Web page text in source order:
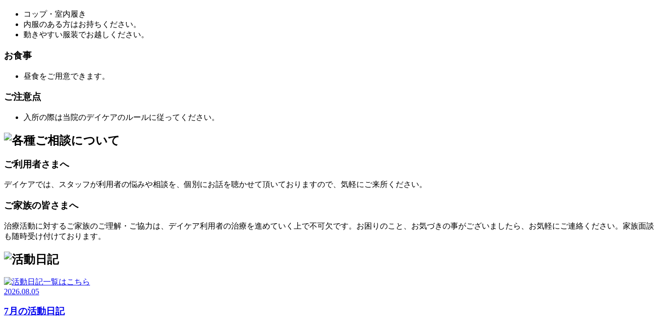
コップ・室内履き
内服のある方はお持ちください。
動きやすい服装でお越しください。
お食事
昼食をご用意できます。
ご注意点
入所の際は当院のデイケアのルールに従ってください。
ご利用者さまへ
デイケアでは、スタッフが利用者の悩みや相談を、個別にお話を聴かせて頂いておりますので、気軽にご来所ください。
ご家族の皆さまへ
治療活動に対するご家族のご理解・ご協力は、デイケア利用者の治療を進めていく上で不可欠です。お困りのこと、お気づきの事がございましたら、お気軽にご連絡ください。家族面談
も随時受け付けております。
2026.08.05
7月の活動日記